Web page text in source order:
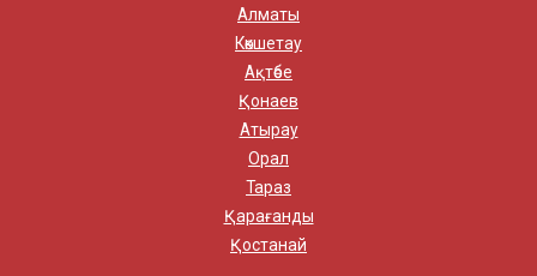
Алматы
Көкшетау
Ақтөбе
Қонаев
Атырау
Орал
Тараз
Қарағанды
Қостанай